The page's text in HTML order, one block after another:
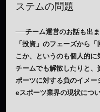
ステムの問題
──チーム運営のお話も出
「投資」のフェーズから
こか、というのも個人的
チームでも解散したりと
ポーツに対する負のイメ
eスポーツ業界の現状につ